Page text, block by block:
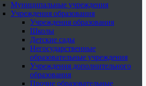
Муниципальные учреждения
Учреждения образования
Учреждения образования
Школы
Детские сады
Негосударственные
образовательные учреждения
Учреждения дополнительного
образования
Прочие образовательные